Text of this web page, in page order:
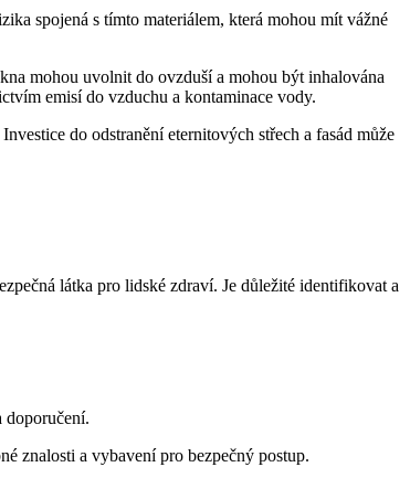
spojená s tímto materiálem, která mohou mít vážné
mohou uvolnit do ovzduší a mohou být inhalována
emisí do vzduchu a kontaminace vody.
do odstranění eternitových střech a fasád může
látka pro lidské zdraví. Je důležité identifikovat a
doporučení.
znalosti a vybavení pro bezpečný postup.